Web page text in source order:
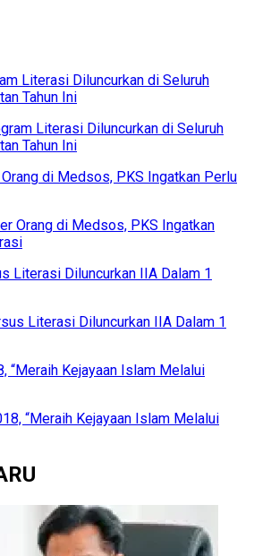
Literasi Diluncurkan di Seluruh
Tahun Ini
di Medsos, PKS Ingatkan Perlu
Literasi Diluncurkan IIA Dalam 1
“Meraih Kejayaan Islam Melalui